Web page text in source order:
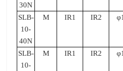
30N
SLB-
10-
40N
M IR1 IR2
SLB-
10-
M IR1 IR2